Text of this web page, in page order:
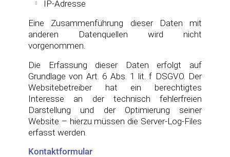
IP-Adresse
Eine Zusammenführung dieser Daten mit
anderen Datenquellen wird nicht
vorgenommen.
Die Erfassung dieser Daten erfolgt auf
Grundlage von Art. 6 Abs. 1 lit. f DSGVO. Der
Websitebetreiber hat ein berechtigtes
Interesse an der technisch fehlerfreien
Darstellung und der Optimierung seiner
Website – hierzu müssen die Server-Log-Files
erfasst werden.
Kontaktformular